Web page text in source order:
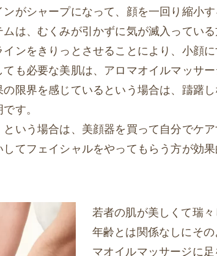
がシャープになって、顔を一回り縮小す
は、むくみが引かずに気が滅入ってい
ンをきりっとさせることにより、小顔に
も必要な美肌は、アロマオイルマッサ
限界を感じているという場合は、躊躇
す。
という場合は、美顔器を買って自分でケ
てフェイシャルをやってもらう方が効
若者の肌が美しくて瑞々
年齢とは関係なしにそ
マオイルマッサージに